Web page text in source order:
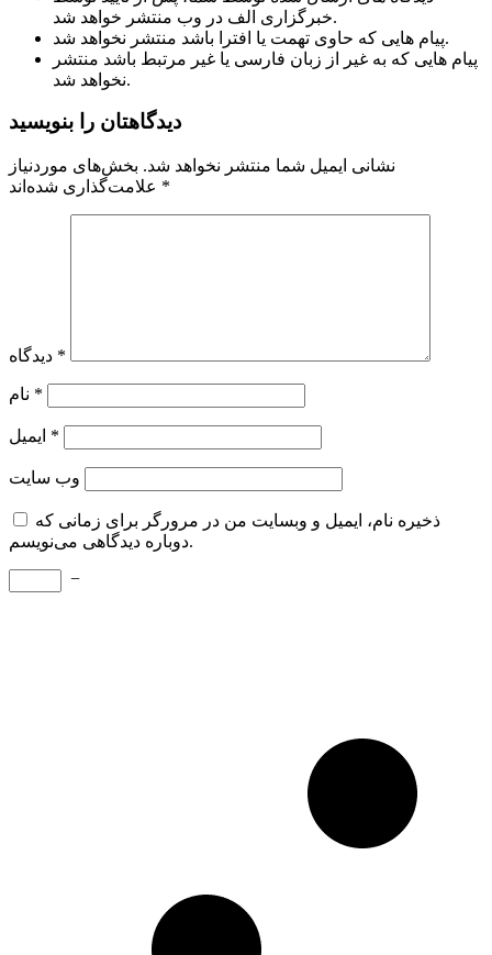
خبرگزاری الف در وب منتشر خواهد شد.
پیام هایی که حاوی تهمت یا افترا باشد منتشر نخواهد شد.
پیام هایی که به غیر از زبان فارسی یا غیر مرتبط باشد منتشر
نخواهد شد.
دیدگاهتان را بنویسید
نشانی ایمیل شما منتشر نخواهد شد. بخش‌های موردنیاز
*
*
*
*
وب‌ سایت
ذخیره نام، ایمیل و وبسایت من در مرورگر برای زمانی که
دوباره دیدگاهی می‌نویسم.
−